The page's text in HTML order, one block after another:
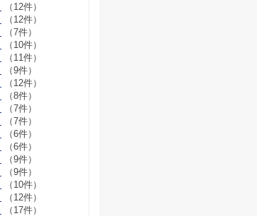
（12件）
（12件）
（7件）
（10件）
（11件）
（9件）
（12件）
（8件）
（7件）
（7件）
（6件）
（6件）
（9件）
（9件）
（10件）
（12件）
（17件）